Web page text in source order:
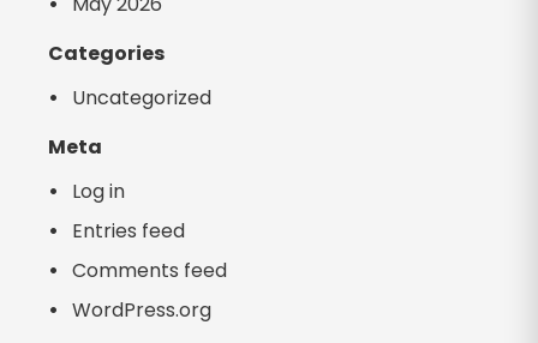
Categories
Uncategorized
Meta
Log in
Entries feed
Comments feed
WordPress.org